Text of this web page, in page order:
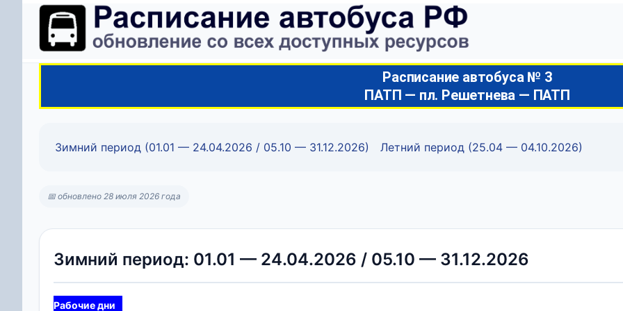
Расписание автобуса № 3
ПАТП — пл. Решетнева — ПАТП
Зимний период (01.01 — 24.04.2026 / 05.10 — 31.12.2026) Летний период (25.04 — 04.10.2026)
📅 обновлено 28 июля 2026 года
Зимний период: 01.01 — 24.04.2026 / 05.10 — 31.12.2026
Рабочие дни